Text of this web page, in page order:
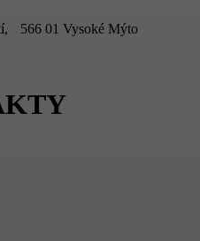
566 01 Vysoké Mýto